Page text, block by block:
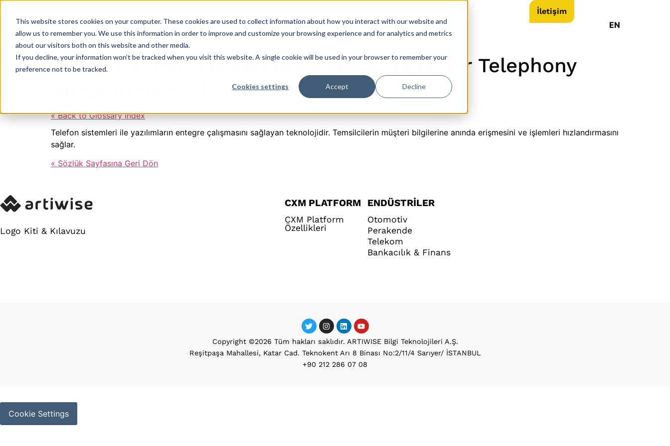
This website stores cookies on your computer. These cookies are used to collect information about how you interact with our website and
allow us to remember you. We use this information in order to improve and customize your browsing experience and for analytics and metrics
about our visitors both on this website and other media.
If you decline, your information won’t be tracked when you visit this website. A single cookie will be used in your browser to remember your
preference not to be tracked.
Cookies settings Accept Decline
AI Destekli CX
İletişim
EN
Bilgisayar-Telefon Entegrasyonu (Computer Telephony
« Back to Glossary Index
Telefon sistemleri ile yazılımların entegre çalışmasını sağlayan teknolojidir. Temsilcilerin müşteri bilgilerine anında erişmesini ve işlemleri hızlandırmasını
sağlar.
« Sözlük Sayfasına Geri Dön
Logo Kiti & Kılavuzu
CXM PLATFORM
CXM Platform
Özellikleri
ENDÜSTRILER
Otomotiv
Perakende
Telekom
Bankacılık & Finans
Copyright ©2026 Tüm hakları saklıdır. ARTIWISE Bilgi Teknolojileri A.Ş.
Reşitpaşa Mahallesi, Katar Cad. Teknokent Arı 8 Binası No:2/11/4 Sarıyer/ İSTANBUL
+90 212 286 07 08
Cookie Settings